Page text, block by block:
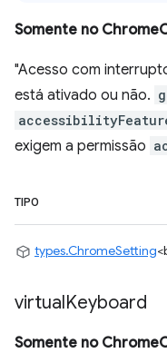
Somente no
"Acesso com
está ativado ou não.
exigem a permissão
TIPO
types.ChromeSetting
virtualKeyboard
Somente no